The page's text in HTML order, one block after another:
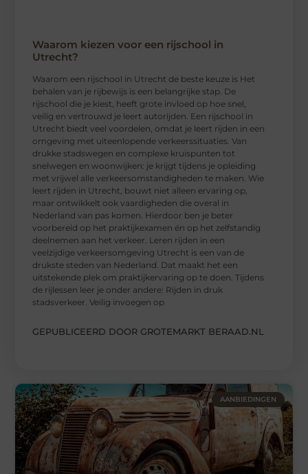
Waarom kiezen voor een rijschool in
Utrecht?
Waarom een ​​rijschool in Utrecht de beste keuze is Het
behalen van je rijbewijs is een belangrijke stap. De
rijschool die je kiest, heeft grote invloed op hoe snel,
veilig en vertrouwd je leert autorijden. Een rijschool in
Utrecht biedt veel voordelen, omdat je leert rijden in een
omgeving met uiteenlopende verkeerssituaties. Van
drukke stadswegen en complexe kruispunten tot
snelwegen en woonwijken: je krijgt tijdens je opleiding
met vrijwel alle verkeersomstandigheden te maken. Wie
leert rijden in Utrecht, bouwt niet alleen ervaring op,
maar ontwikkelt ook vaardigheden die overal in
Nederland van pas komen. Hierdoor ben je beter
voorbereid op het praktijkexamen én op het zelfstandig
deelnemen aan het verkeer. Leren rijden in een
veelzijdige verkeersomgeving Utrecht is een van de
drukste steden van Nederland. Dat maakt het een
uitstekende plek om praktijkervaring op te doen. Tijdens
de rijlessen leer je onder andere: Rijden in druk
stadsverkeer. Veilig invoegen op
GEPUBLICEERD DOOR GROTEMARKT BERAAD.NL
AANBIEDINGEN